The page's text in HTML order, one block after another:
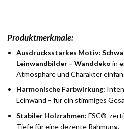
Produktmerkmale:
Ausdrucksstarkes Motiv:
Leinwandbilder – Wanddeko in
Atmosphäre und Charakter
Harmonische Farbwirkung:
Leinwand – für ein stimmiges
Stabiler Holzrahmen: FSC®-
Tiefe für eine dezente Rahmung.